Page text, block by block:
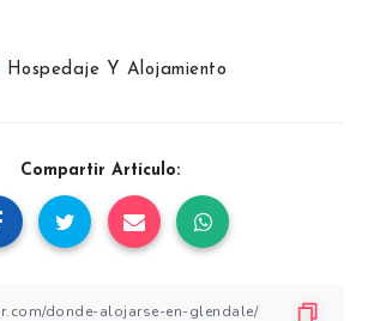
Hospedaje Y Alojamiento
Compartir Artículo: